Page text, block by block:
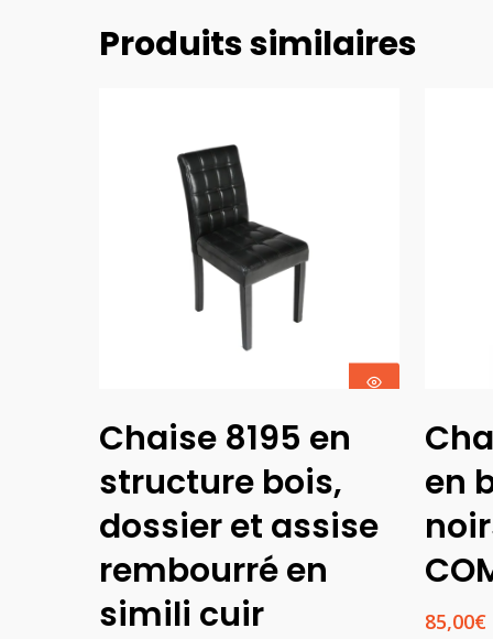
Produits similaires
Options
Chaise 8195 en
structure bois,
dossier et assise
rembourré en
simili cuir
en
85,00€